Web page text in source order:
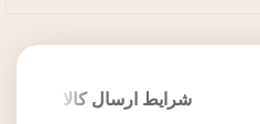
شرایط ارسال کالا